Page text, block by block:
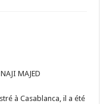
NAJI MAJED
à Casablanca, il a été